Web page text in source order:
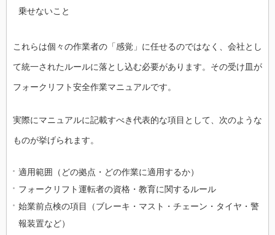
乗せないこと
これらは個々の作業者の「感覚」に任せるのではなく、会社とし
て統一されたルールに落とし込む必要があります。その受け皿が
フォークリフト安全作業マニュアルです。
実際にマニュアルに記載すべき代表的な項目として、次のような
ものが挙げられます。
適用範囲（どの拠点・どの作業に適用するか）
フォークリフト運転者の資格・教育に関するルール
始業前点検の項目（ブレーキ・マスト・チェーン・タイヤ・警
報装置など）